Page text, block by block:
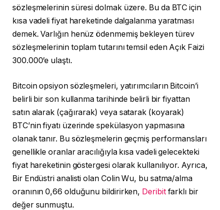
sözleşmelerinin süresi dolmak üzere. Bu da BTC için
kısa vadeli fiyat hareketinde dalgalanma yaratması
demek. Varlığın henüz ödenmemiş bekleyen türev
sözleşmelerinin toplam tutarını temsil eden Açık Faizi
300.000’e ulaştı.
Bitcoin opsiyon sözleşmeleri, yatırımcıların Bitcoin’i
belirli bir son kullanma tarihinde belirli bir fiyattan
satın alarak (çağırarak) veya satarak (koyarak)
BTC’nin fiyatı üzerinde spekülasyon yapmasına
olanak tanır. Bu sözleşmelerin geçmiş performansları
genellikle oranlar aracılığıyla kısa vadeli gelecekteki
fiyat hareketinin göstergesi olarak kullanılıyor. Ayrıca,
Bir Endüstri analisti olan Colin Wu, bu satma/alma
oranının 0,66 olduğunu bildirirken, Deribitfarklı bir
değer sunmuştu.